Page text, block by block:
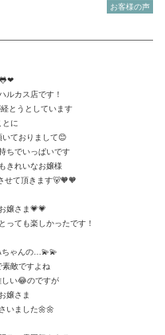
お客様の声
ルカス店です！
とうとしています
とに
ておりまして😊
ちでいっぱいです
きれいなお嬢様
せて頂きます🐻🧡🧡
嬢さま💗💗
っても楽しかったです！
ちゃんの…💫💫
素敵ですよね
しい😂のですが
嬢さま
いました🌼🌼